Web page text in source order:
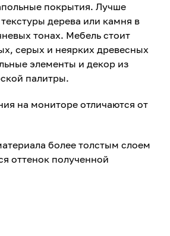
покрытия. Лучше
дерева или камня в
тонах. Мебель стоит
серых и неярких древесных
элементы и декор из
палитры.
на мониторе отличаются от
более толстым слоем
оттенок полученной